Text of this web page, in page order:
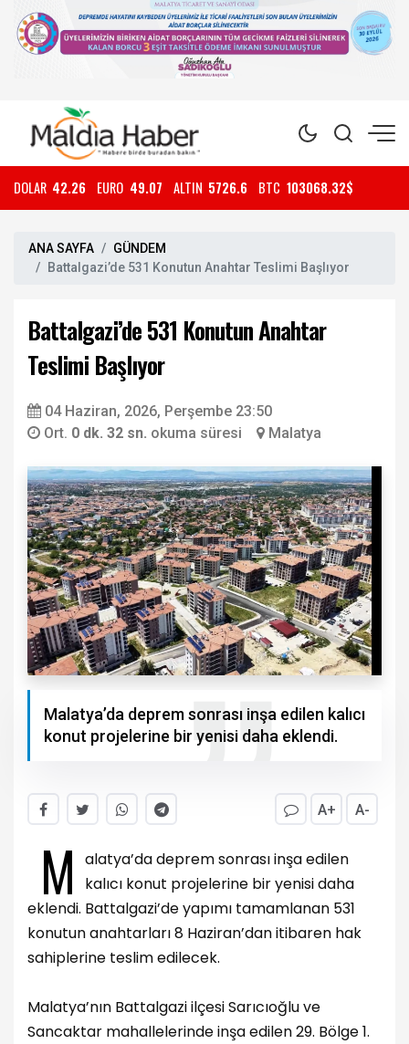
DOLAR 42.26 EURO 49.07 ALTIN 5726.6 BTC 103068.32$
ANA SAYFA
GÜNDEM
Battalgazi’de 531 Konutun Anahtar Teslimi Başlıyor
Battalgazi’de 531 Konutun Anahtar
Teslimi Başlıyor
04 Haziran, 2026, Perşembe 23:50
Ort. 0 dk. 32 sn. okuma süresi Malatya
Malatya’da deprem sonrası inşa edilen kalıcı
konut projelerine bir yenisi daha eklendi.
A+ A-
M
alatya’da deprem sonrası inşa edilen
kalıcı konut projelerine bir yenisi daha
eklendi. Battalgazi’de yapımı tamamlanan 531
konutun anahtarları 8 Haziran’dan itibaren hak
sahiplerine teslim edilecek.
Malatya’nın Battalgazi ilçesi Sarıcıoğlu ve
Sancaktar mahallelerinde inşa edilen 29. Bölge 1.